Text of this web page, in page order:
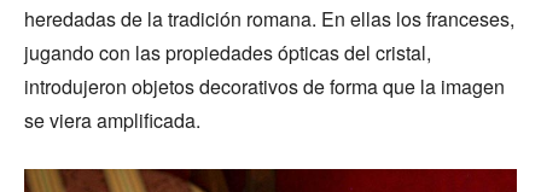
heredadas de la tradición romana. En ellas los franceses,
jugando con las propiedades ópticas del cristal,
introdujeron objetos decorativos de forma que la imagen
se viera amplificada.